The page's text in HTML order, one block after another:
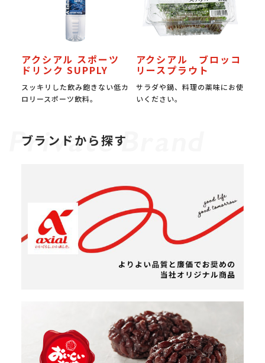
アクシアル スポーツ
ドリンク SUPPLY
スッキリした飲み飽きない低カ
ロリースポーツ飲料。
アクシアル ブロッコ
リースプラウト
サラダや鍋、料理の薬味にお使
いください。
ブランドから探す